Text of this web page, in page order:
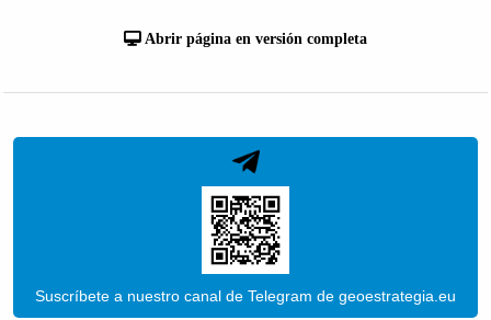
Abrir página en versión completa
Suscríbete a nuestro canal de Telegram de geoestrategia.eu